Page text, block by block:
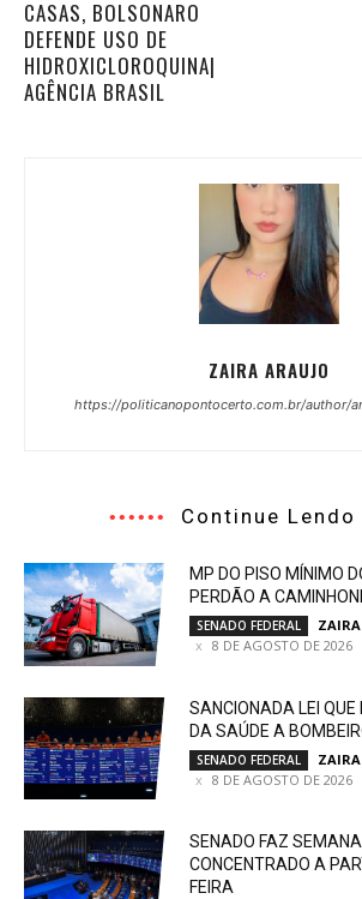
CASAS, BOLSONARO
DEFENDE USO DE
HIDROXICLOROQUINA|
AGÊNCIA BRASIL
ZAIRA ARAUJO
https://politicanopontocerto.com.br/author/
Continue Lendo
MP DO PISO MÍNIMO
PERDÃO A
SENADO FEDERAL
8 DE AGOSTO DE 2026
SANCIONADA LEI
DA SAÚDE A
SENADO FEDERAL
8 DE AGOSTO DE 2026
SENADO FAZ
CONCENTRADO A
FEIRA